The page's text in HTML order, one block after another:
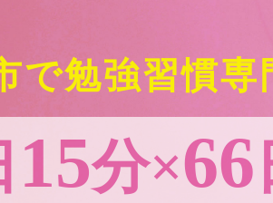
で勉強習慣専
15分×66